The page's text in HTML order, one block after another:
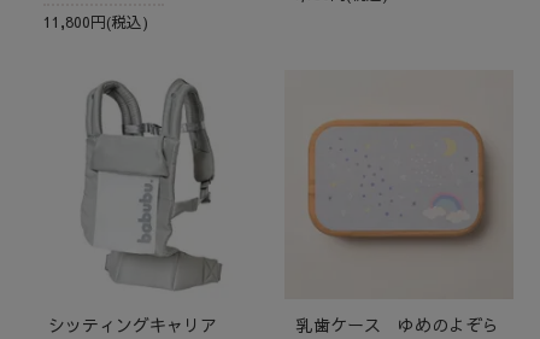
11,800円(税込)
シッティングキャリア
乳歯ケース ゆめのよぞら